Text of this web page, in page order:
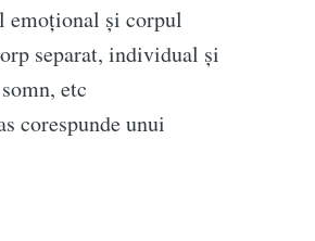
și corpul
separat, individual și
etc
corespunde unui
Subscribe